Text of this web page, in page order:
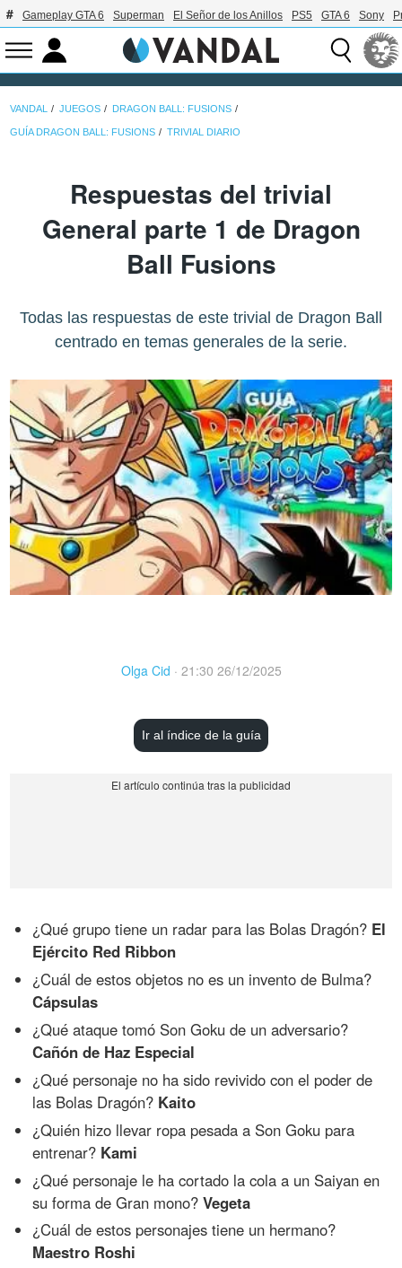
Gameplay GTA 6 Superman El Señor de los Anillos PS5 GTA 6 Sony
VANDAL JUEGOS DRAGON BALL: FUSIONS
GUÍA DRAGON BALL: FUSIONS TRIVIAL DIARIO
Respuestas del trivial
General parte 1 de Dragon
Ball Fusions
Todas las respuestas de este trivial de Dragon Ball
centrado en temas generales de la serie.
Olga Cid · 21:30 26/12/2025
Ir al índice de la guía
¿Qué grupo tiene un radar para las Bolas Dragón? El
Ejército Red Ribbon
¿Cuál de estos objetos no es un invento de Bulma?
Cápsulas
¿Qué ataque tomó Son Goku de un adversario?
Cañón de Haz Especial
¿Qué personaje no ha sido revivido con el poder de
las Bolas Dragón? Kaito
¿Quién hizo llevar ropa pesada a Son Goku para
entrenar? Kami
¿Qué personaje le ha cortado la cola a un Saiyan en
su forma de Gran mono?Vegeta
¿Cuál de estos personajes tiene un hermano?
Maestro Roshi